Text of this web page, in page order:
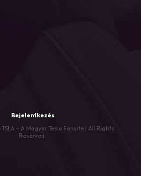
Bejelentkezés
– A Magyar Tesla Fansite | All Rights
Reserved.